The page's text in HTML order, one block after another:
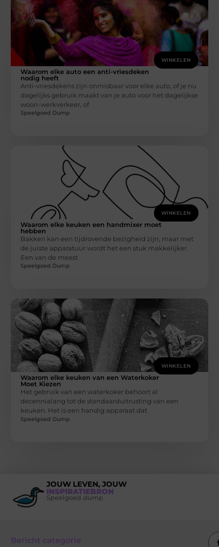
WINKELEN
Waarom elke auto een anti-vriesdeken
nodig heeft
Anti-vriesdekens zijn onmisbaar voor elke auto, of je nu
dagelijks gebruik maakt van je auto voor het dagelijkse
woon-werkverkeer, of
Speelgoed Dump
WINKELEN
Waarom elke keuken een handmixer moet
hebben
Bakken kan een tijdrovende bezigheid zijn, maar met
de juiste apparatuur wordt het een stuk makkelijker.
Een van de meest
Speelgoed Dump
WINKELEN
Waarom elke keuken van een Waterkoker
Moet Kiezen
Het gebruik van een waterkoker behoort al
decennialang tot de standaarduitrusting van een
keuken. Het is een handig apparaat dat
Speelgoed Dump
JOUW LEVEN, JOUW
INSPIRATIEBRON
Speelgoed dump
Bericht categorie